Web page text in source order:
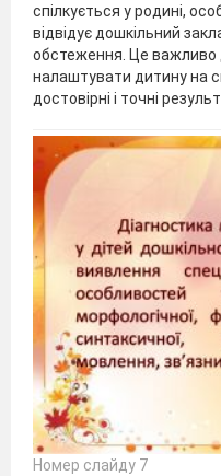
спілкується у родині,
відвідує дошкільний
обстеження. Це важливо
налаштувати дитину на
достовірні і точні
Номер слайду 7